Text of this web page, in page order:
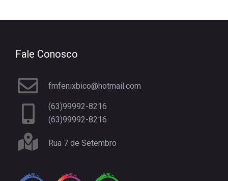
Fale Conosco
fmfenixbico@hotmail.com
(63)99992-8216
(63)99992-8216
Rua 7 de Setembro